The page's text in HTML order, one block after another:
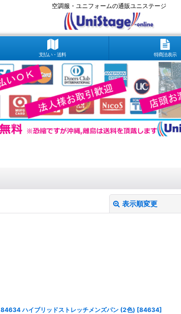
空調服・ユニフォームの通販ユニステージ
支払い・送料 特商法表示
表示順変更
84634 ハイブリッドストレッチメンズパン (2色) [84634]